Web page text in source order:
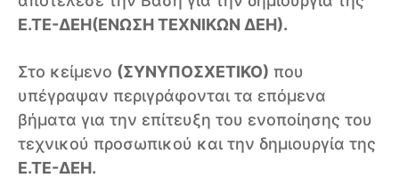
Ε.ΤΕ-ΔΕΗ(ΕΝΩΣΗ ΤΕΧΝΙΚΩΝ ΔΕΗ).
Στο κείμενο (ΣΥΝΥΠΟΣΧΕΤΙΚΟ) που
υπέγραψαν περιγράφονται τα επόμενα
βήματα για την επίτευξη του ενοποίησης του
τεχνικού προσωπικού και την δημιουργία της
Ε.ΤΕ-ΔΕΗ.